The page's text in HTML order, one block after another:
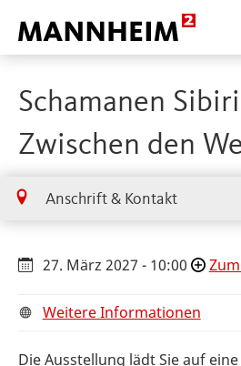
Schamanen
Zwischen den
Anschrift & Kontakt
27. März 2027 - 10:00
Weitere Informationen
Die Ausstellung lädt Sie auf